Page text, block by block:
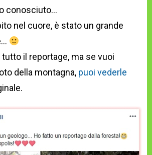
conosciuto…
nel cuore, è stato un grande
il reportage, ma se vuoi
della montagna, puoi vederle